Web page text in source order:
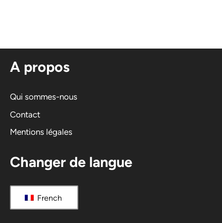
a
i
e
:
A propos
Qui sommes-nous
Contact
Mentions légales
Changer de langue
French